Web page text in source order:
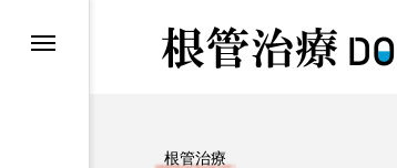
根管治療